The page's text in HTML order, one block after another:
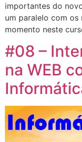
importantes do
um paralelo com os
momento neste
#08 –
na WEB